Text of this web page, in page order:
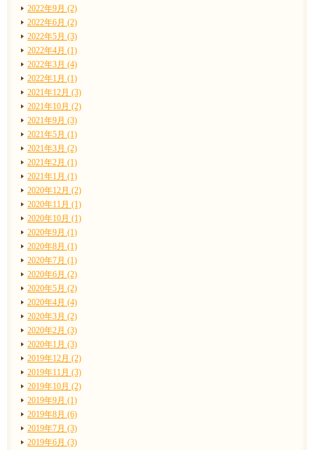
2022年9月 (2)
2022年6月 (2)
2022年5月 (3)
2022年4月 (1)
2022年3月 (4)
2022年1月 (1)
2021年12月 (3)
2021年10月 (2)
2021年9月 (3)
2021年5月 (1)
2021年3月 (2)
2021年2月 (1)
2021年1月 (1)
2020年12月 (2)
2020年11月 (1)
2020年10月 (1)
2020年9月 (1)
2020年8月 (1)
2020年7月 (1)
2020年6月 (2)
2020年5月 (2)
2020年4月 (4)
2020年3月 (2)
2020年2月 (3)
2020年1月 (3)
2019年12月 (2)
2019年11月 (3)
2019年10月 (2)
2019年9月 (1)
2019年8月 (6)
2019年7月 (3)
2019年6月 (3)